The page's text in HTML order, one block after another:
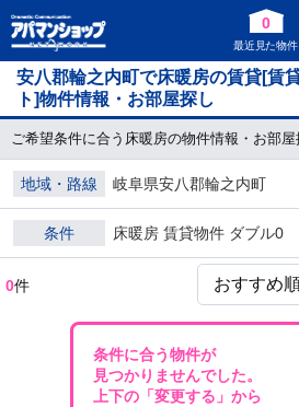
0
最近見た物件
安八郡輪之内町で床暖房の賃貸[賃
ト]物件情報・お部屋探し
ご希望条件に合う床暖房の物件情報・お部屋
地域・路線 岐阜県安八郡輪之内町
条件 床暖房 賃貸物件 ダブル0
0件
条件に合う物件が
見つかりませんでした。
上下の「変更する」から